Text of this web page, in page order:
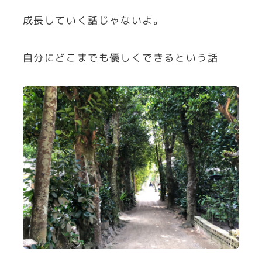
成長していく話じゃないよ。
自分にどこまでも優しくできるという話